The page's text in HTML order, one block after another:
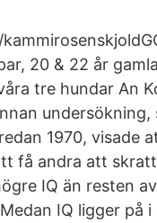
20 & 22 år
tre hundar An
undersökning,
1970, visade
få andra att
IQ än resten av
IQ ligger på